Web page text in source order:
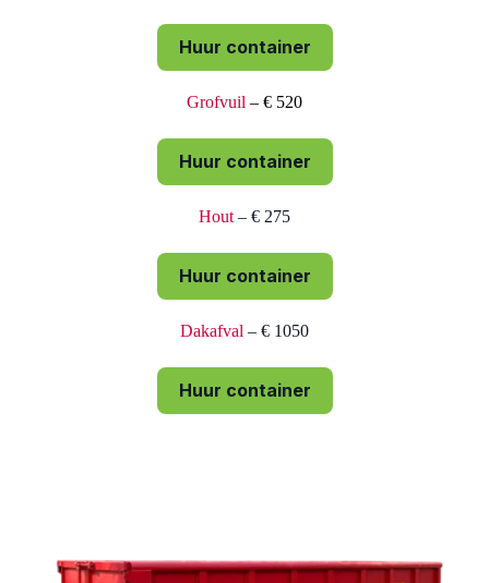
Huur container
Grofvuil – € 520
Huur container
Hout – € 275
Huur container
Dakafval – € 1050
Huur container